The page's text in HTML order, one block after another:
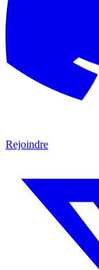
Rejoindre